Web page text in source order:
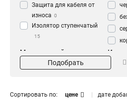
Защита для кабеля от
износа 0
Изолятор ступенчатый
15
Метрический размер
Подобрать
Сортировать по: цене дате